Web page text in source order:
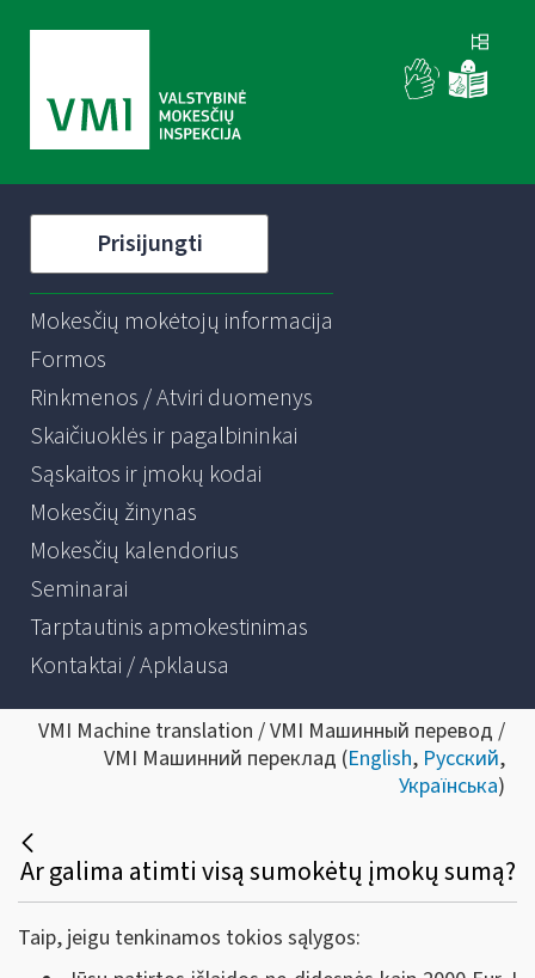
Prisijungti
Mokesčių mokėtojų informacija
Formos
Rinkmenos / Atviri duomenys
Skaičiuoklės ir pagalbininkai
Sąskaitos ir įmokų kodai
Mokesčių žinynas
Mokesčių kalendorius
Seminarai
Tarptautinis apmokestinimas
Kontaktai / Apklausa
VMI Machine translation / VMI Машинный перевод /
VMI Машинний переклад (English, Русский,
Українська)
Ar galima atimti visą sumokėtų įmokų sumą?
Taip, jeigu tenkinamos tokios sąlygos: